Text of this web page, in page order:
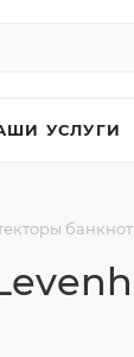
УСЛУГИ
банкнот